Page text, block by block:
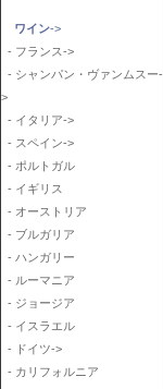
ワイン->
- フランス->
- シャンパン・ヴァンムスー-
>
- イタリア->
- スペイン->
- ポルトガル
- イギリス
- オーストリア
- ブルガリア
- ハンガリー
- ルーマニア
- ジョージア
- イスラエル
- ドイツ->
- カリフォルニア